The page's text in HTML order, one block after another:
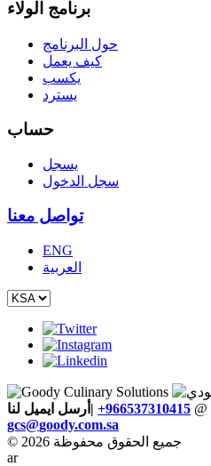
برنامج الولاء
حول البرنامج
كيف يعمل
يكسب
يسترد
حساب
يسجل
سجل الدخول
تواصل معنا
ENG
العربية
@
+966537310415 |أرسل ايميل لنا
gcs@goody.com.sa
© 2026 جميع الحقوق محفوظة
ar